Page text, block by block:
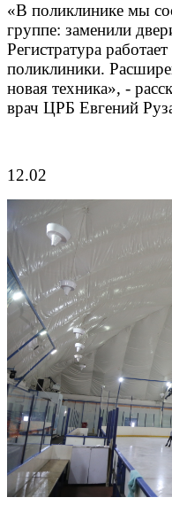
«В поликлинике мы
группе: заменили
Регистратура
поликлиники.
новая техника», -
врач ЦРБ Евгений
12.02